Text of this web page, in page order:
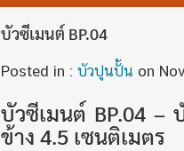
บัวซีเมนต์ BP.04
Posted in : บัวปูนปั้น on
บัวซีเมนต์ BP.04 –
ข้าง 4.5 เซนติเมตร